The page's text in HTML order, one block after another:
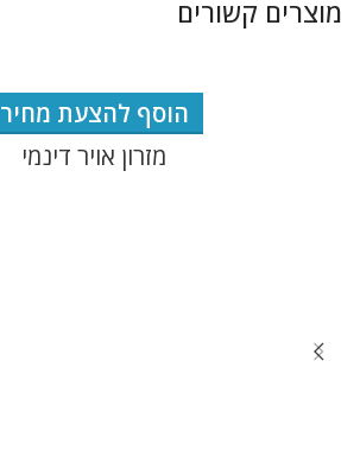
מוצרים קשורים
הוסף להצעת מחיר
מזרון אויר דינמי